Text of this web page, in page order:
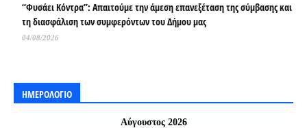
“Φυσάει Κόντρα”: Απαιτούμε την άμεση επανεξέταση της σύμβασης και
τη διασφάλιση των συμφερόντων του Δήμου μας
04/08/2026
ΗΜΕΡΟΛΟΓΙΟ
Αύγουστος 2026